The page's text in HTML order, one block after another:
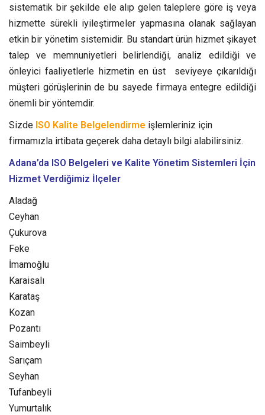
sistematik bir şekilde ele alıp gelen taleplere göre iş veya
hizmette sürekli iyileştirmeler yapmasına olanak sağlayan
etkin bir yönetim sistemidir. Bu standart ürün hizmet şikayet
talep ve memnuniyetleri belirlendiği, analiz edildiği ve
önleyici faaliyetlerle hizmetin en üst seviyeye çıkarıldığı
müşteri görüşlerinin de bu sayede firmaya entegre edildiği
önemli bir yöntemdir.
Sizde ISO Kalite Belgelendirme işlemleriniz için
firmamızla irtibata geçerek daha detaylı bilgi alabilirsiniz.
Adana’da ISO Belgeleri ve Kalite Yönetim Sistemleri İçin
Hizmet Verdiğimiz İlçeler
Aladağ
Ceyhan
Çukurova
Feke
İmamoğlu
Karaisalı
Karataş
Kozan‎
Pozantı‎
Saimbeyli
Sarıçam
Seyhan
Tufanbeyli‎
Yumurtalık‎